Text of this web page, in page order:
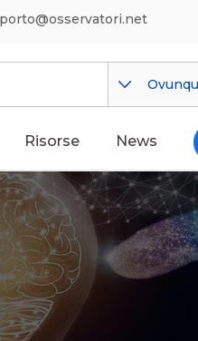
Risorse News